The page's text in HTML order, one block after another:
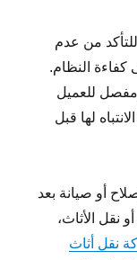
من عدم
النظام.
مفصل للعميل
لها قبل
أو صيانة بعد
نقل الأثاث،
نقل أثاث